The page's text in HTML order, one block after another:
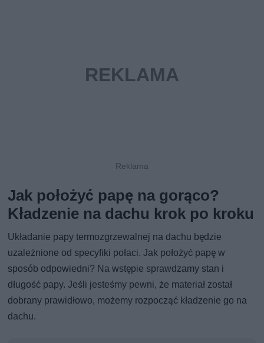
Jak położyć papę na gorąco?
Kładzenie na dachu krok po kroku
Układanie papy termozgrzewalnej na dachu będzie
uzależnione od specyfiki połaci. Jak położyć papę w
sposób odpowiedni? Na wstępie sprawdzamy stan i
długość papy. Jeśli jesteśmy pewni, że materiał został
dobrany prawidłowo, możemy rozpocząć kładzenie go na
dachu.